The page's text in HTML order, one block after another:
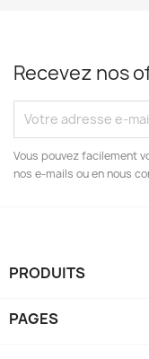
Recevez nos
Vous pouvez facilement
nos e-mails ou en nous
PRODUITS
PAGES